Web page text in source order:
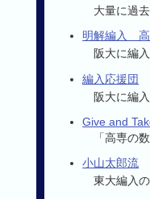
大量に過
明解編入 高
阪大に編
編入応援団
阪大に編
Give and
「高専の
小山太郎流
東大編入